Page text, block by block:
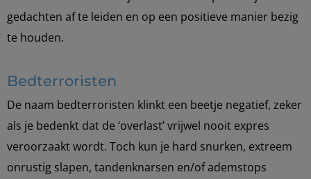
gedachten af te leiden en op een positieve manier bezig
te houden.
Bedterroristen
De naam bedterroristen klinkt een beetje negatief, zeker
als je bedenkt dat de ‘overlast’ vrijwel nooit expres
veroorzaakt wordt. Toch kun je hard snurken, extreem
onrustig slapen, tandenknarsen en/of ademstops